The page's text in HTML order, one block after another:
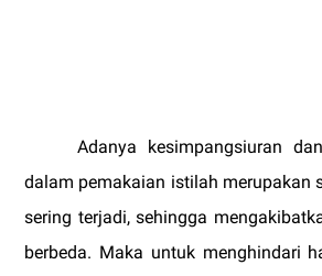
Adanya kesimpangsiuran
dalam pemakaian istilah merupakan
sering terjadi, sehingga
berbeda. Maka untuk menghindari